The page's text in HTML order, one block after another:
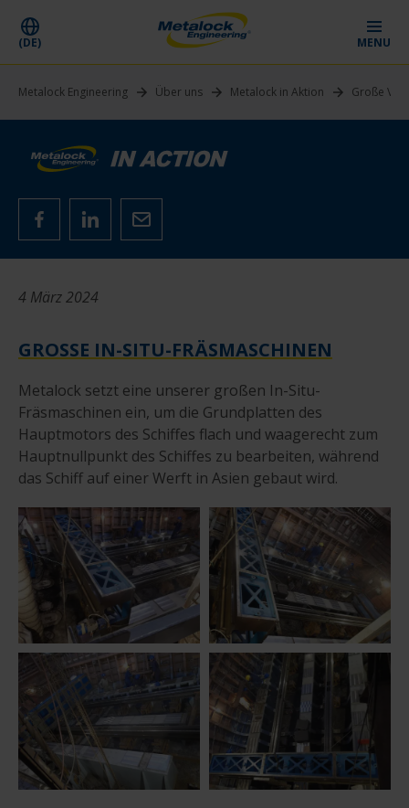
(DE) MENU
Metalock Engineering Über uns Metalock in Aktion Große
4 März 2024
GROSSE IN-SITU-FRÄSMASCHINEN
Metalock setzt eine unserer großen In-Situ-
Fräsmaschinen ein, um die Grundplatten des
Hauptmotors des Schiffes flach und waagerecht zum
Hauptnullpunkt des Schiffes zu bearbeiten, während
das Schiff auf einer Werft in Asien gebaut wird.